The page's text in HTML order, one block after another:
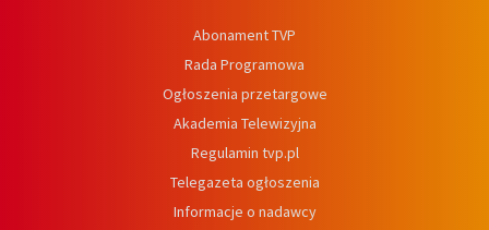
Abonament TVP
Rada Programowa
Ogłoszenia przetargowe
Akademia Telewizyjna
Regulamin tvp.pl
Telegazeta ogłoszenia
Informacje o nadawcy